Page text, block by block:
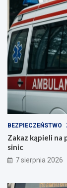
BEZPIECZEŃSTWO
Zakaz kąpieli na
sinic
7 sierpnia 2026